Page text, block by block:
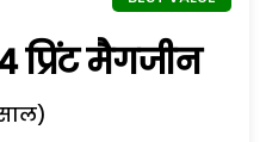
प्रिंट मैगजीन